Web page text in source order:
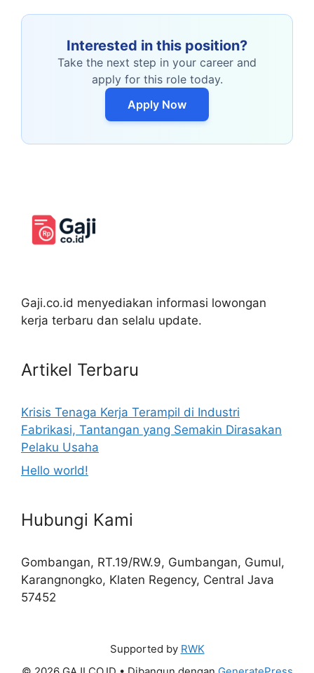
Interested in this position?
Take the next step in your career and
apply for this role today.
Apply Now
Gaji.co.id menyediakan informasi lowongan
kerja terbaru dan selalu update.
Artikel Terbaru
Krisis Tenaga Kerja Terampil di Industri
Fabrikasi, Tantangan yang Semakin Dirasakan
Pelaku Usaha
Hello world!
Hubungi Kami
Gombangan, RT.19/RW.9, Gumbangan, Gumul,
Karangnongko, Klaten Regency, Central Java
57452
Supported by RWK